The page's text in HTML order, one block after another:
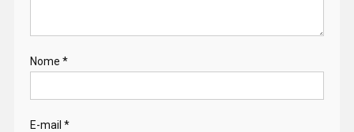
Nome *
E-mail *